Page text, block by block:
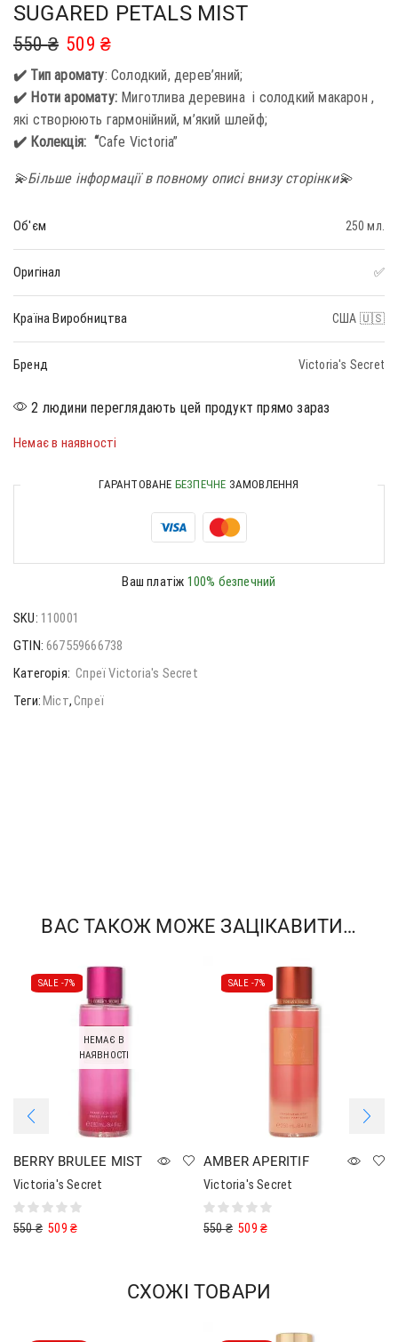
SUGARED PETALS MIST
550₴ 509₴
✔️ Тип аромату: Солодкий, дерев’яний;
✔️ Ноти аромату: Миготлива деревина і солодкий макарон ,
які створюють гармонійний, м’який шлейф;
✔️ Колекція: “Cafe Victoria”
💫Більше інформації в повному описі внизу сторінки💫
Об'єм 250 мл.
Оригінал ✅
Країна Виробництва США 🇺🇸
Бренд Victoria's Secret
2 людини переглядають цей продукт прямо зараз
Немає в наявності
ГАРАНТОВАНЕ БЕЗПЕЧНЕ ЗАМОВЛЕННЯ
Ваш платіж 100% безпечний
SKU: 110001
GTIN: 667559666738
Категорія: Спреї Victoria's Secret
Теги:Міст,Спреї
ВАС ТАКОЖ МОЖЕ ЗАЦІКАВИТИ…
SALE -7%
НЕМАЄ В
НАЯВНОСТІ
BERRY BRULEE MIST
Victoria's Secret
550₴ 509₴
SALE -7%
AMBER APERITIF
Victoria's Secret
550₴ 509₴
СХОЖІ ТОВАРИ